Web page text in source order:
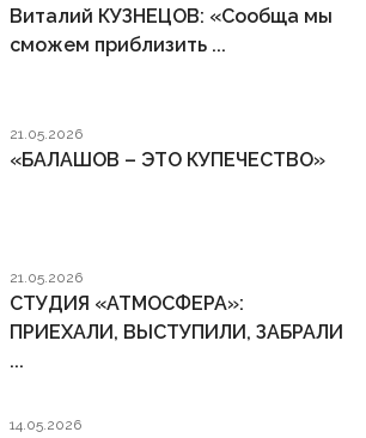
Виталий КУЗНЕЦОВ: «Сообща мы
сможем приблизить ...
21.05.2026
«БАЛАШОВ – ЭТО КУПЕЧЕСТВО»
21.05.2026
СТУДИЯ «АТМОСФЕРА»:
ПРИЕХАЛИ, ВЫСТУПИЛИ, ЗАБРАЛИ
...
14.05.2026